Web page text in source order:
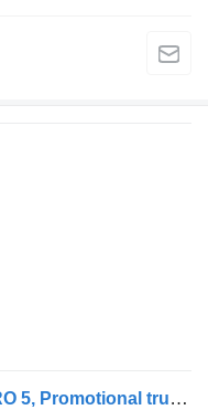
Mercedes-Benz Vario 816 D EURO 5, Promotional truck, Manual trans